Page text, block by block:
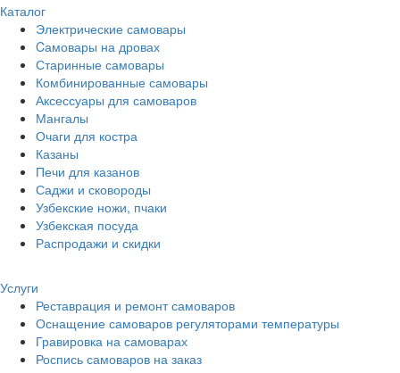
Каталог
Электрические самовары
Cамовары на дровах
Старинные самовары
Комбинированные самовары
Аксессуары для самоваров
Мангалы
Очаги для костра
Казаны
Печи для казанов
Саджи и сковороды
Узбекские ножи, пчаки
Узбекская посуда
Распродажи и скидки
Услуги
Реставрация и ремонт самоваров
Оснащение самоваров регуляторами температуры
Гравировка на самоварах
Роспись самоваров на заказ